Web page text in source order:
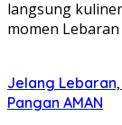
langsung
momen
Jelang
Pangan AMAN